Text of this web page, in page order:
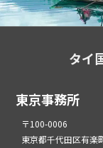
タイ
東京事務所
〒100-0006
東京都千代田区有楽